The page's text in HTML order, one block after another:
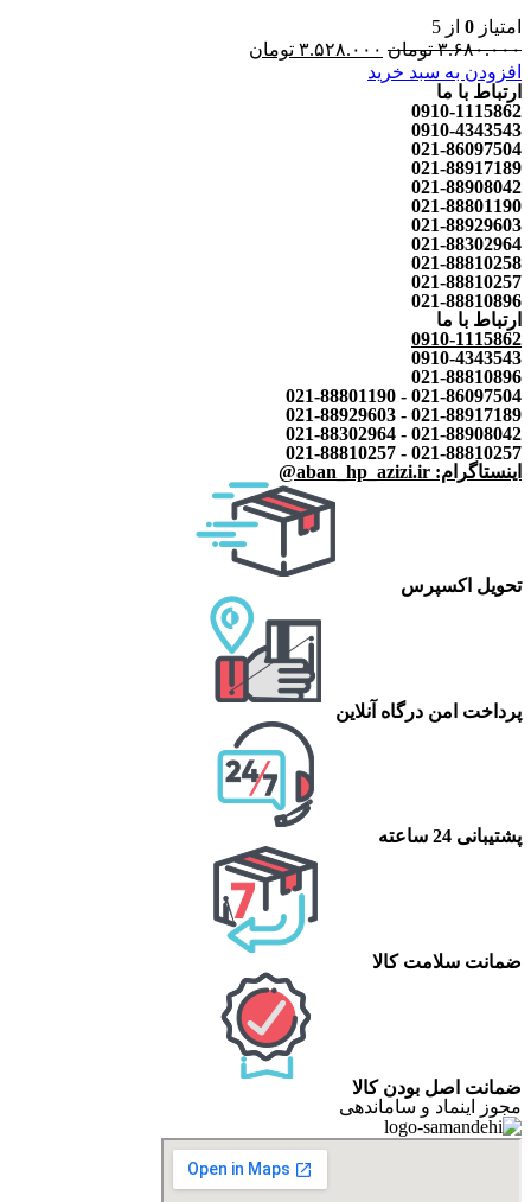
امتیاز 0 از 5
۳.۶۸۰.۰۰۰ تومان ۳.۵۲۸.۰۰۰ تومان
افزودن به سبد خرید
ارتباط با ما
0910-1115862
0910-4343543
021-86097504
021-88917189
021-88908042
021-88801190
021-88929603
021-88302964
021-88810258
021-88810257
021-88810896
ارتباط با ما
0910-1115862
0910-4343543
021-88810896
021-86097504 - 021-88801190
021-88917189 - 021-88929603
021-88908042 - 021-88302964
021-88810257 - 021-88810257
اینستاگرام: aban_hp_azizi.ir@
تحویل اکسپرس
پرداخت امن درگاه آنلاین
پشتیبانی 24 ساعته
ضمانت سلامت کالا
ضمانت اصل بودن کالا
مجوز اینماد و ساماندهی